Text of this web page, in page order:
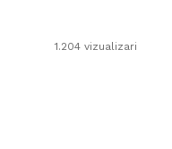
1.204 vizualizari